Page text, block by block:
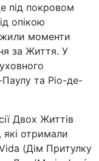
під покровом
опікою
моменти
за Життя. У
та Ріо-де-
Двох Життів
отримали
(Дім Притулку